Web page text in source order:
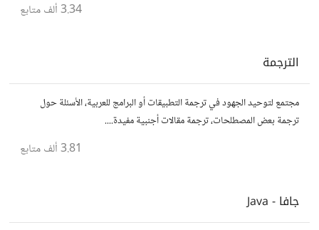
3.34 ألف متابع
الترجمة
مجتمع لتوحيد الجهود في ترجمة التطبيقات أو البرامج للعربية، الأسئلة حول
ترجمة بعض المصطلحات، ترجمة مقالات أجنبية مفيدة....
3.81 ألف متابع
جافا - Java